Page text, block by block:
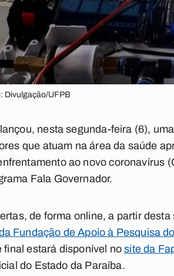
Divulgação/UFPB
nesta segunda-feira (6),
que atuam na área da saúde
ao novo coronavírus
Fala Governador.
de forma online, a partir
Fundação de Apoio à Pesquisa
final estará disponível nosite da
do Estado da Paraíba.